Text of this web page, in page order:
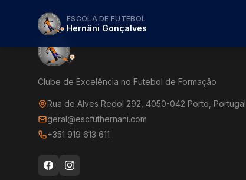
ESCOLA DE FUTEBOL
Hernâni Gonçalves
Clube de Excelência no Futebol de Formação
Rua de Alves Redol 292, 4050-042 Porto, Portugal
geral@escfuthernani.com
+351 919 613 611